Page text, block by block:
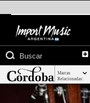
Marcas
Relacionadas: